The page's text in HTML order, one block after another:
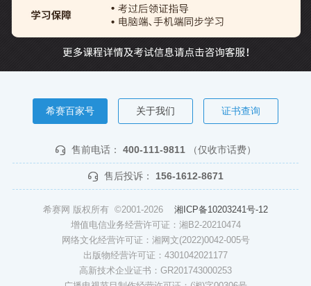
希赛百家号 关于我们 证书查询
售前电话： 400-111-9811 （仅收市话费）
售后投诉： 156-1612-8671
希赛网 版权所有 ©2001-2026 湘ICP备10203241号-12
增值电信业务经营许可证：湘B2-20210474
网络文化经营许可证：湘网文(2022)0042-005号
出版物经营许可证：4301042021177
高新技术企业证书：GR201743000253